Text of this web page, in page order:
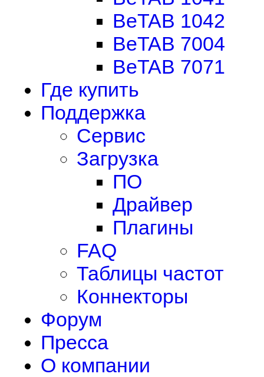
BeTAB 1042
BeTAB 7004
BeTAB 7071
Где купить
Поддержка
Сервис
Загрузка
ПО
Драйвер
Плагины
FAQ
Таблицы частот
Коннекторы
Форум
Пресса
О компании